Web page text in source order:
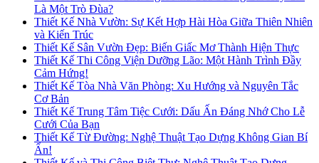
Là Một Trò Đùa?
Thiết Kế Nhà Vườn: Sự Kết Hợp Hài Hòa Giữa Thiên Nhiên
và Kiến Trúc
Thiết Kế Sân Vườn Đẹp: Biến Giấc Mơ Thành Hiện Thực
Thiết Kế Thi Công Viện Dưỡng Lão: Một Hành Trình Đầy
Cảm Hứng!
Thiết Kế Tòa Nhà Văn Phòng: Xu Hướng và Nguyên Tắc
Cơ Bản
Thiết Kế Trung Tâm Tiệc Cưới: Dấu Ấn Đáng Nhớ Cho Lễ
Cưới Của Bạn
Thiết Kế Từ Đường: Nghệ Thuật Tạo Dựng Không Gian Bí
Ẩn!